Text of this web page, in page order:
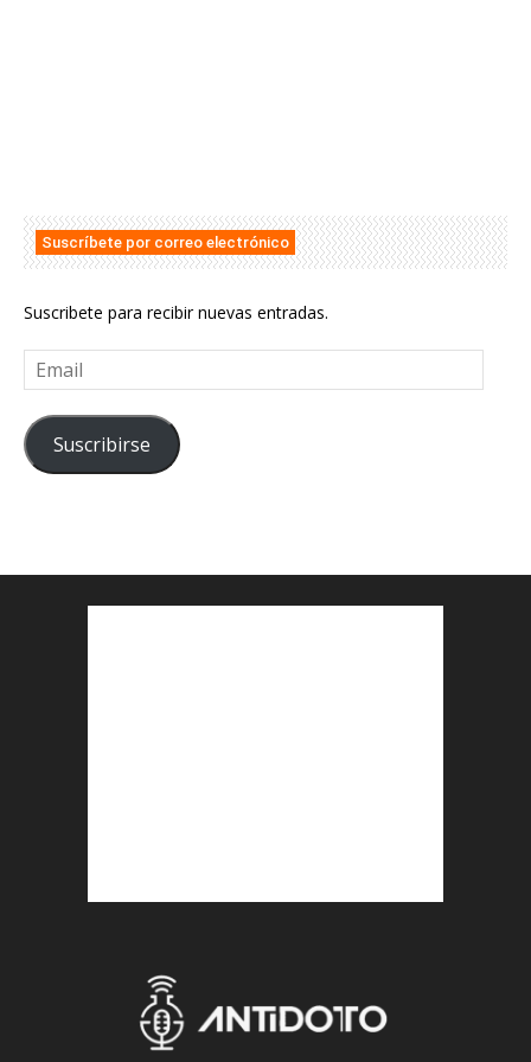
Suscríbete por correo electrónico
Suscribete para recibir nuevas entradas.
Email
Suscribirse